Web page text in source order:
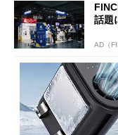
話題
AD（